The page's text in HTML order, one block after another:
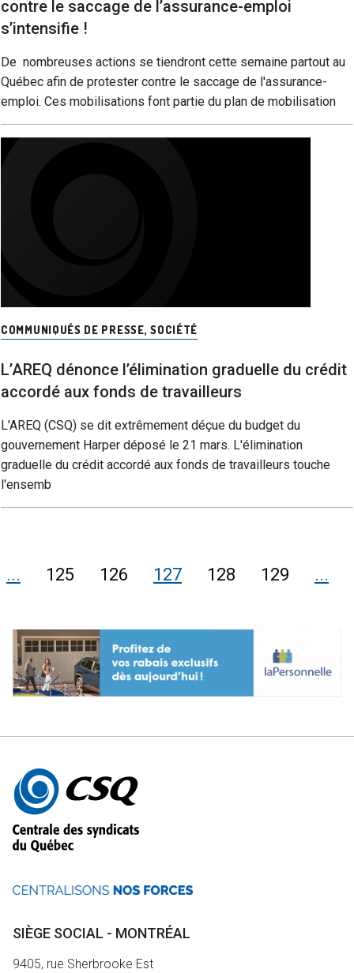
contre le saccage de l’assurance-emploi
s’intensifie !
De nombreuses actions se tiendront cette semaine partout au
Québec afin de protester contre le saccage de l'assurance-
emploi. Ces mobilisations font partie du plan de mobilisation
COMMUNIQUÉS DE PRESSE,SOCIÉTÉ
L’AREQ dénonce l’élimination graduelle du crédit
accordé aux fonds de travailleurs
L'AREQ (CSQ) se dit extrêmement déçue du budget du
gouvernement Harper déposé le 21 mars. L'élimination
graduelle du crédit accordé aux fonds de travailleurs touche
l'ensemb
... 125 126 127 128 129 ...
Autres
informations
SIÈGE SOCIAL - MONTRÉAL
9405, rue Sherbrooke Est